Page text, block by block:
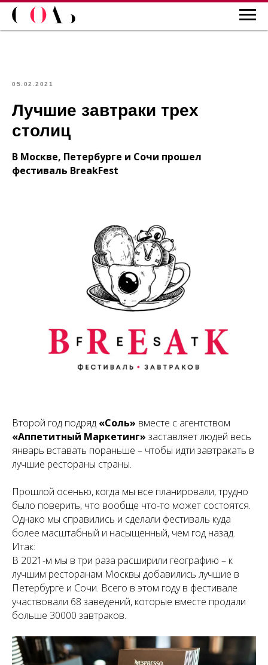
05.02.2021
Лучшие завтраки трех
столиц
В Москве, Петербурге и Сочи прошел
фестиваль BreakFest
Второй год подряд «Соль» вместе с агентством
«Аппетитный Маркетинг» заставляет людей весь
январь вставать пораньше – чтобы идти завтракать в
лучшие рестораны страны.
Прошлой осенью, когда мы все планировали, трудно
было поверить, что вообще что-то может состоятся.
Однако мы справились и сделали фестиваль куда
более масштабный и насыщенный, чем год назад.
Итак:
В 2021-м мы в три раза расширили географию – к
лучшим ресторанам Москвы добавились лучшие в
Петербурге и Сочи. Всего в этом году в фестивале
участвовали 68 заведений, которые вместе продали
больше 30000 завтраков.